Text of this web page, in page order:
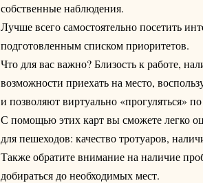
собственные наблюдения.
Лучше всего самостоятельно посетить
подготовленным списком приоритетов.
Что для вас важно? Близость к работе,
возможности приехать на место,
и позволяют виртуально «прогуляться»
С помощью этих карт вы сможете легко
для пешеходов: качество тротуаров,
Также обратите внимание на наличие
добираться до необходимых мест.